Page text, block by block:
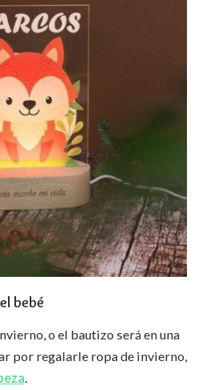
bebé
o el bautizo será en una
por regalarle ropa de invierno,
.